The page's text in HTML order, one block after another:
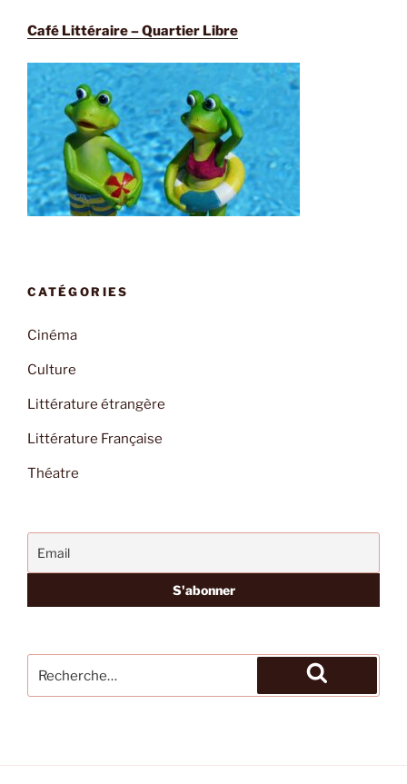
Café Littéraire – Quartier Libre
CATÉGORIES
Cinéma
Culture
Littérature étrangère
Littérature Française
Théatre
pour
Recherche